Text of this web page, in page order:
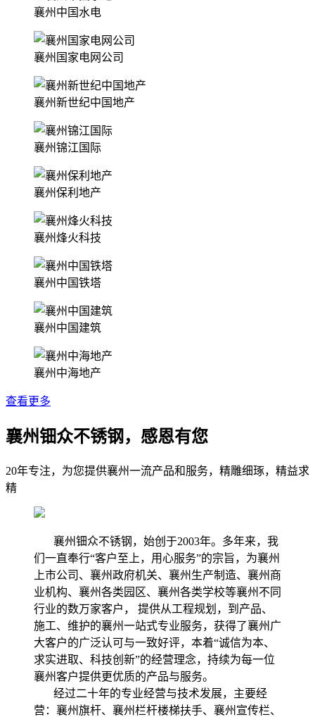
襄州中国水电
襄州国家电网公司
襄州新世纪中国地产
襄州锦江国际
襄州保利地产
襄州烽火科技
襄州中国铁塔
襄州中国建筑
襄州中海地产
查看更多
襄州钿众不锈钢，感恩有您
20年专注，为您提供襄州一流产品和服务，精雕细琢，精益求
精
襄州钿众不锈钢，始创于2003年。多年来，我
们一直奉行“客户至上，用心服务”的宗旨，为襄州
上市公司、襄州政府机关、襄州生产制造、襄州商
业机构、襄州各类园区、襄州各类学校等襄州不同
行业的数万家客户， 提供从工程规划，到产品、
施工、维护的襄州一站式专业服务，获得了襄州广
大客户的广泛认可与一致好评，本着“诚信为本、
求实进取、科技创新”的经营理念，持续为每一位
襄州客户提供更优质的产品与服务。
经过二十年的专业经营与技术发展，主要经
营：襄州旗杆、襄州栏杆楼梯扶手、襄州宣传栏、